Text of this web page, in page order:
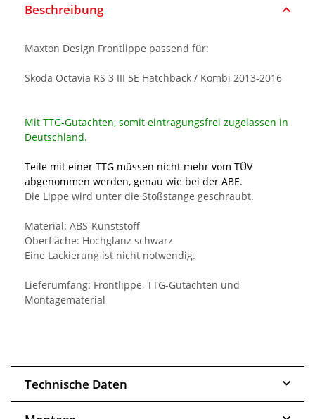
Beschreibung
Maxton Design Frontlippe passend für:
Skoda Octavia RS 3 III 5E Hatchback / Kombi 2013-2016
Mit TTG-Gutachten, somit eintragungsfrei zugelassen in
Deutschland.
Teile mit einer TTG müssen nicht mehr vom TÜV
abgenommen werden, genau wie bei der ABE.
Die Lippe wird unter die Stoßstange geschraubt.
Material: ABS-Kunststoff
Oberfläche: Hochglanz schwarz
Eine Lackierung ist nicht notwendig.
Lieferumfang: Frontlippe, TTG-Gutachten und
Montagematerial
Technische Daten